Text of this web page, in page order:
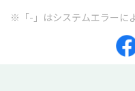
※「-」はシステムエラーに